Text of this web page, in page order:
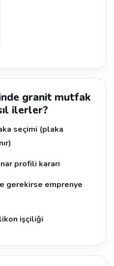
granit mutfak
ilerler?
seçimi (plaka
profili kararı
gerekirse emprenye
işçiliği